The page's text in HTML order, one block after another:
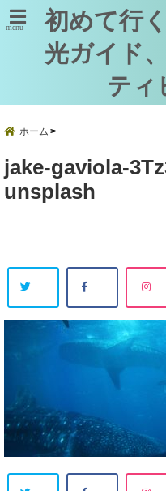
menu
初めて行
光ガイド
ティ
ホーム
jake-gaviola-
unsplash